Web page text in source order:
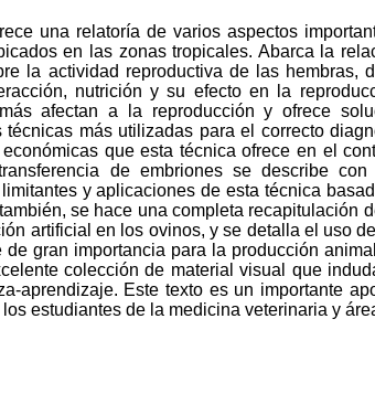
una relatoría de varios aspectos
en las zonas tropicales. Abarca la
la actividad reproductiva de las hembras,
nutrición y su efecto en la
afectan a la reproducción y ofrece
técnicas más utilizadas para el correcto
económicas que esta técnica ofrece en el
de embriones se describe
y aplicaciones de esta técnica
se hace una completa recapitulación
artificial en los ovinos, y se detalla el uso
de gran importancia para la producción
colección de material visual que
aprendizaje. Este texto es un importante
estudiantes de la medicina veterinaria y